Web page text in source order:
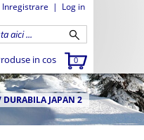
Inregistrare | Log in
in cos 0
JAPAN 2